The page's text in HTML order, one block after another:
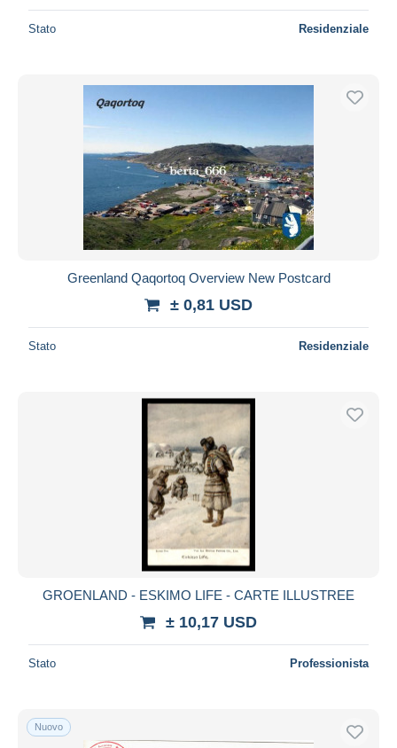
Stato Residenziale
Greenland Qaqortoq Overview New Postcard
± 0,81 USD
Stato Residenziale
GROENLAND - ESKIMO LIFE - CARTE ILLUSTREE
± 10,17 USD
Stato Professionista
Nuovo